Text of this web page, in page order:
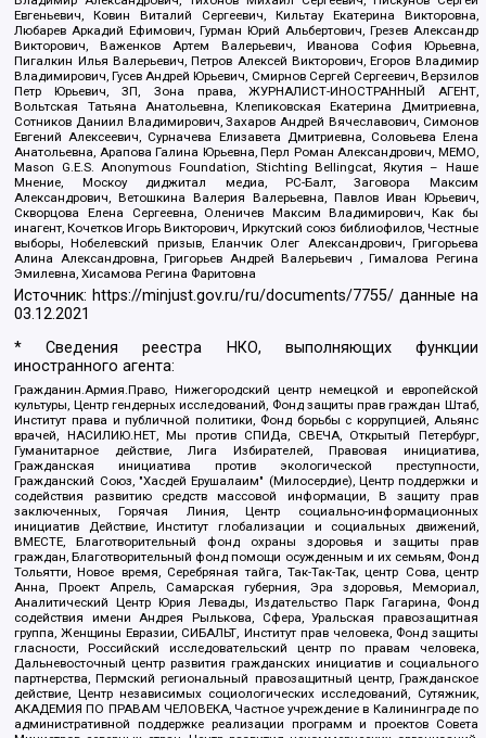
Евгеньевич, Ковин Виталий Сергеевич, Кильтау Екатерина Викторовна,
Любарев Аркадий Ефимович, Гурман Юрий Альбертович, Грезев Александр
Викторович, Важенков Артем Валерьевич, Иванова София Юрьевна,
Пигалкин Илья Валерьевич, Петров Алексей Викторович, Егоров Владимир
Владимирович, Гусев Андрей Юрьевич, Смирнов Сергей Сергеевич, Верзилов
Петр Юрьевич, ЗП, Зона права, ЖУРНАЛИСТ-ИНОСТРАННЫЙ АГЕНТ,
Вольтская Татьяна Анатольевна, Клепиковская Екатерина Дмитриевна,
Сотников Даниил Владимирович, Захаров Андрей Вячеславович, Симонов
Евгений Алексеевич, Сурначева Елизавета Дмитриевна, Соловьева Елена
Анатольевна, Арапова Галина Юрьевна, Перл Роман Александрович, МЕМО,
Mason G.E.S. Anonymous Foundation, Stichting Bellingcat, Якутия – Наше
Мнение, Москоу диджитал медиа, РС-Балт, Заговора Максим
Александрович, Ветошкина Валерия Валерьевна, Павлов Иван Юрьевич,
Скворцова Елена Сергеевна, Оленичев Максим Владимирович, Как бы
инагент, Кочетков Игорь Викторович, Иркутский союз библиофилов, Честные
выборы, Нобелевский призыв, Еланчик Олег Александрович, Григорьева
Алина Александровна, Григорьев Андрей Валерьевич , Гималова Регина
Эмилевна, Хисамова Регина Фаритовна
Источник: https://minjust.gov.ru/ru/documents/7755/ данные на
03.12.2021
* Сведения реестра НКО, выполняющих функции
иностранного агента:
Гражданин.Армия.Право, Нижегородский центр немецкой и европейской
культуры, Центр гендерных исследований, Фонд защиты прав граждан Штаб,
Институт права и публичной политики, Фонд борьбы с коррупцией, Альянс
врачей, НАСИЛИЮ.НЕТ, Мы против СПИДа, СВЕЧА, Открытый Петербург,
Гуманитарное действие, Лига Избирателей, Правовая инициатива,
Гражданская инициатива против экологической преступности,
Гражданский Союз, "Хасдей Ерушалаим" (Милосердие), Центр поддержки и
содействия развитию средств массовой информации, В защиту прав
заключенных, Горячая Линия, Центр социально-информационных
инициатив Действие, Институт глобализации и социальных движений,
ВМЕСТЕ, Благотворительный фонд охраны здоровья и защиты прав
граждан, Благотворительный фонд помощи осужденным и их семьям, Фонд
Тольятти, Новое время, Серебряная тайга, Так-Так-Так, центр Сова, центр
Анна, Проект Апрель, Самарская губерния, Эра здоровья, Мемориал,
Аналитический Центр Юрия Левады, Издательство Парк Гагарина, Фонд
содействия имени Андрея Рылькова, Сфера, Уральская правозащитная
группа, Женщины Евразии, СИБАЛЬТ, Институт прав человека, Фонд защиты
гласности, Российский исследовательский центр по правам человека,
Дальневосточный центр развития гражданских инициатив и социального
партнерства, Пермский региональный правозащитный центр, Гражданское
действие, Центр независимых социологических исследований, Сутяжник,
АКАДЕМИЯ ПО ПРАВАМ ЧЕЛОВЕКА, Частное учреждение в Калининграде по
административной поддержке реализации программ и проектов Совета